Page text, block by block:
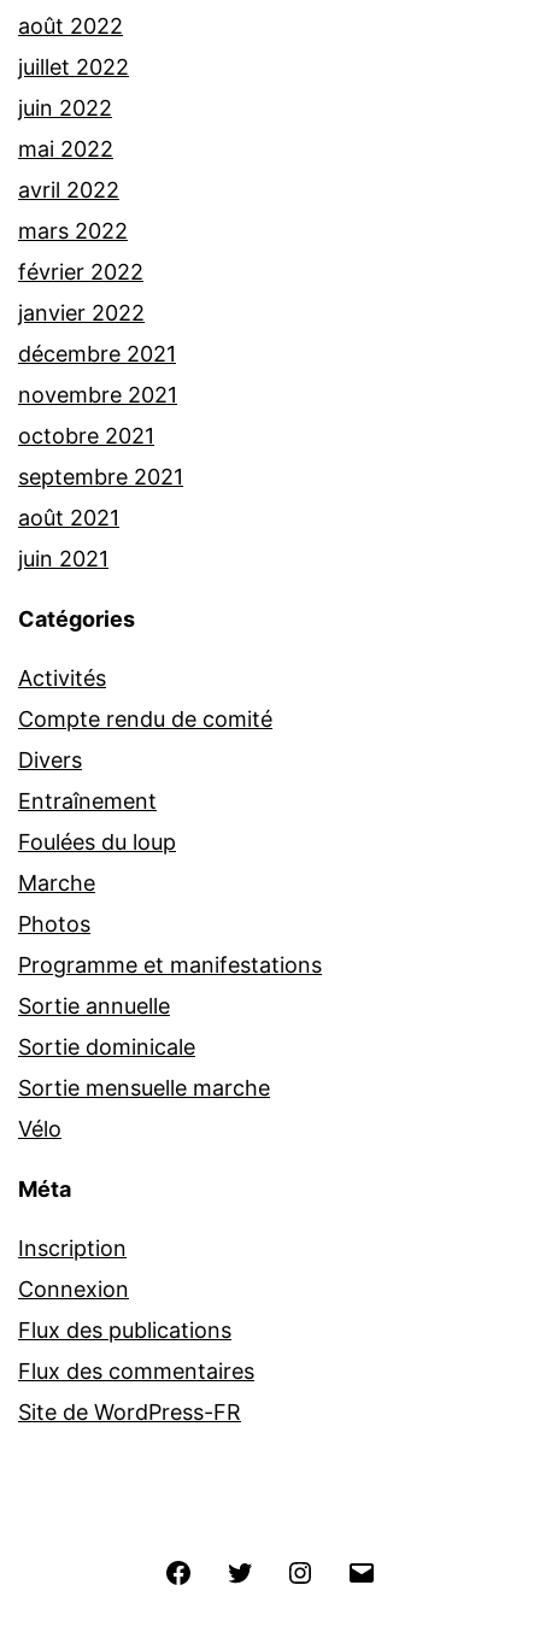
août 2022
juillet 2022
juin 2022
mai 2022
avril 2022
mars 2022
février 2022
janvier 2022
décembre 2021
novembre 2021
octobre 2021
septembre 2021
août 2021
juin 2021
Catégories
Activités
Compte rendu de comité
Divers
Entraînement
Foulées du loup
Marche
Photos
Programme et manifestations
Sortie annuelle
Sortie dominicale
Sortie mensuelle marche
Vélo
Méta
Inscription
Connexion
Flux des publications
Flux des commentaires
Site de WordPress-FR
FacebookTwitter Instagram